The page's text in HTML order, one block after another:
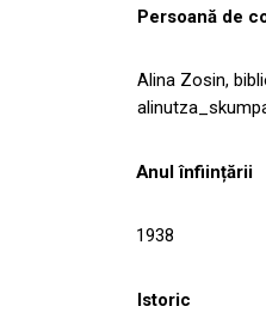
Persoană de
Alina Zosin,
Anul înființării
1938
Istoric